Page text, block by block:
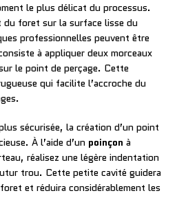
le plus délicat du processus.
foret sur la surface lisse du
professionnelles peuvent être
à appliquer deux morceaux
le point de perçage. Cette
qui facilite l’accroche du
sécurisée, la création d’un point
À l’aide d’un poinçon à
réalisez une légère indentation
trou. Cette petite cavité guidera
et réduira considérablement les